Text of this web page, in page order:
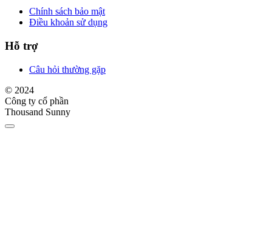
Chính sách bảo mật
Điều khoản sử dụng
Hỗ trợ
Câu hỏi thường gặp
© 2024
Công ty cổ phần
Thousand Sunny